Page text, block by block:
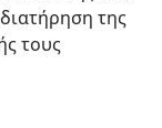
της
τους